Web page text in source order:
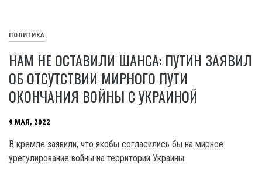
ПОЛИТИКА
НАМ НЕ ОСТАВИЛИ ШАНСА: ПУТИН ЗАЯВИЛ
ОБ ОТСУТСТВИИ МИРНОГО ПУТИ
ОКОНЧАНИЯ ВОЙНЫ С УКРАИНОЙ
9 МАЯ, 2022
В кремле заявили, что якобы согласились бы на мирное
урегулирование войны на территории Украины.